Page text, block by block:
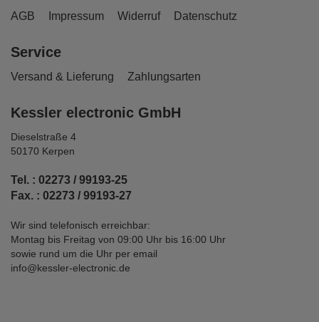
AGB Impressum Widerruf Datenschutz
Service
Versand & Lieferung Zahlungsarten
Kessler electronic GmbH
Dieselstraße 4
50170 Kerpen
Tel. : 02273 / 99193-25
Fax. : 02273 / 99193-27
Wir sind telefonisch erreichbar:
Montag bis Freitag von 09:00 Uhr bis 16:00 Uhr
sowie rund um die Uhr per email
info@kessler-electronic.de